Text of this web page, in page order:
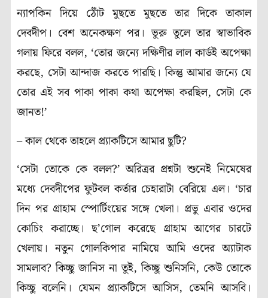
ন্যাপকিন দিয়ে ঠোঁট মুছতে মুছতে তার দিকে তাকাল
দেবদীপ। বেশ অনেকক্ষণ পর। ভুরু তুলে তার স্বাভাবিক
গলায় ফিরে বলল, ‘তোর জন্যে দক্ষিণীর লাল কার্ডই অপেক্ষা
করছে, সেটা আন্দাজ করতে পারছি। কিন্তু আমার জন্যে যে
তোর এই সব পাকা পাকা কথা অপেক্ষা করছিল, সেটা কে
জানত!’
– কাল থেকে তাহলে প্র্যাকটিসে আমার ছুটি?
‘সেটা তোকে কে বলল?’ অরিত্রর প্রশ্নটা শুনেই নিমেষের
মধ্যে দেবদীপের ফুটবল কর্তার চেহারাটা বেরিয়ে এল। ‘চার
দিন পর গ্রাহাম স্পোর্টিংয়ের সঙ্গে খেলা। প্রভু এবার ওদের
কোচিং করাচ্ছে। ছ’গোল করেছে গ্রাহাম আগের চারটে
খেলায়। নতুন গোলকিপার নামিয়ে আমি ওদের অ্যাটাক
সামলাব? কিচ্ছু জানিস না তুই, কিচ্ছু শুনিসনি, কেউ তোকে
কিচ্ছু বলেনি। যেমন প্র্যাকটিসে আসিস, তেমনি আসবি।